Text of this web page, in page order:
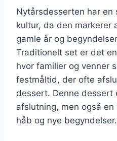
Nytårsdesserten har
kultur, da den markerer
gamle år og
Traditionelt set er det
hvor familier og venner
festmåltid, der ofte
dessert. Denne dessert
afslutning, men også
håb og nye begyndelser.